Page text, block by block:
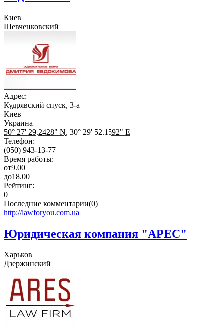
Киев
Шевченковский
Адрес:
Кудрявский спуск, 3-а
Киев
Украина
50° 27' 29.2428" N, 30° 29' 52.1592" E
Телефон:
(050) 943-13-77
Время работы:
от9.00
до18.00
Рейтинг:
0
Последние комментарии(0)
http://lawforyou.com.ua
Юридическая компания "АРЕС"
Харьков
Дзержинский